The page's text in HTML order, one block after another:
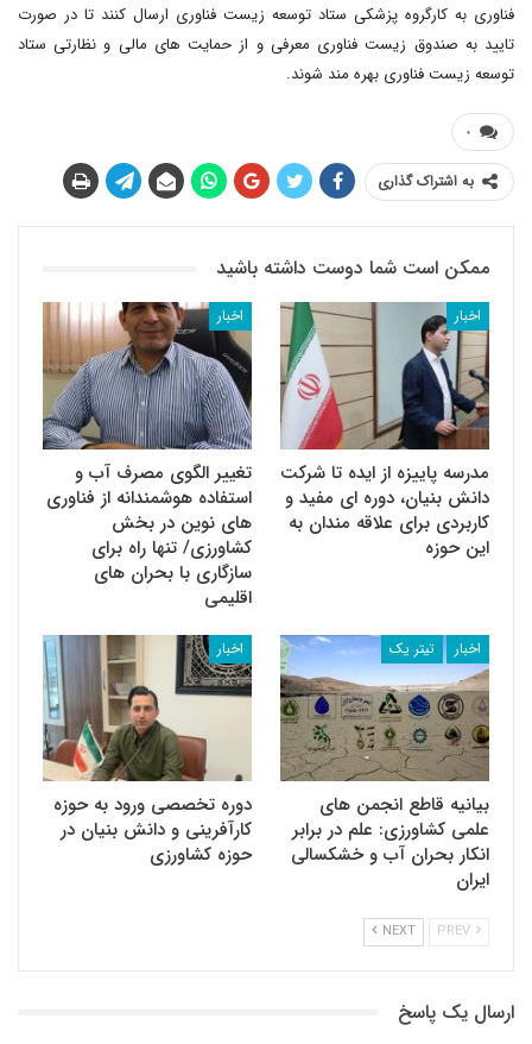
فناوری به کارگروه پزشکی ستاد توسعه زیست فناوری ارسال کنند تا در صورت
تایید به صندوق زیست فناوری معرفی و از حمایت های مالی و نظارتی ستاد
توسعه زیست فناوری بهره مند شوند.
۰
به اشتراک گذاری
ممکن است شما دوست داشته باشید
اخبار
مدرسه پاییزه از ایده تا شرکت
دانش بنیان، دوره ای مفید و
کاربردی برای علاقه مندان به
این حوزه
اخبار
تغییر الگوی مصرف آب و
استفاده هوشمندانه از فناوری
های نوین در بخش
کشاورزی/ تنها راه برای
سازگاری با بحران های
اقلیمی
اخبار تیتر یک
بیانیه قاطع انجمن های
علمی کشاورزی: علم در برابر
انکار بحران آب و خشکسالی
ایران
اخبار
دوره تخصصی ورود به حوزه
کارآفرینی و دانش بنیان در
حوزه کشاورزی
NEXT
ارسال یک پاسخ